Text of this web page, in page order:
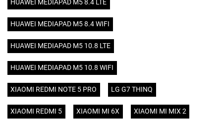
HUAWEI MEDIAPAD M5 8.4 LTE
HUAWEI MEDIAPAD M5 8.4 WIFI
HUAWEI MEDIAPAD M5 10.8 LTE
HUAWEI MEDIAPAD M5 10.8 WIFI
XIAOMI REDMI NOTE 5 PRO LG G7 THINQ
XIAOMI REDMI 5 XIAOMI MI 6X XIAOMI MI MIX 2